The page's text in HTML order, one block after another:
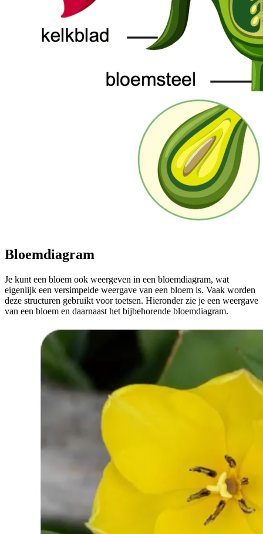
Bloemdiagram
Je kunt een bloem ook weergeven in een bloemdiagram, wat
eigenlijk een versimpelde weergave van een bloem is. Vaak worden
deze structuren gebruikt voor toetsen. Hieronder zie je een weergave
van een bloem en daarnaast het bijbehorende bloemdiagram.